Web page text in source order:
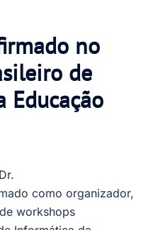
no
de
Educação
como organizador,
workshops